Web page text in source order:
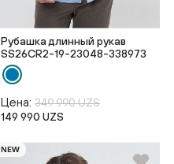
Рубашка длинный рукав
SS26CR2-19-23048-338973
Цена: 349 990 UZS
149 990 UZS
NEW